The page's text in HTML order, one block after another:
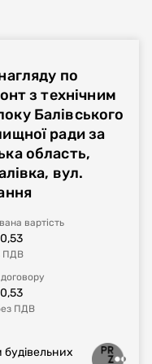
по
з технічним
Балівського
ради за
область,
вул.
вартість
ПДВ
ПДВ